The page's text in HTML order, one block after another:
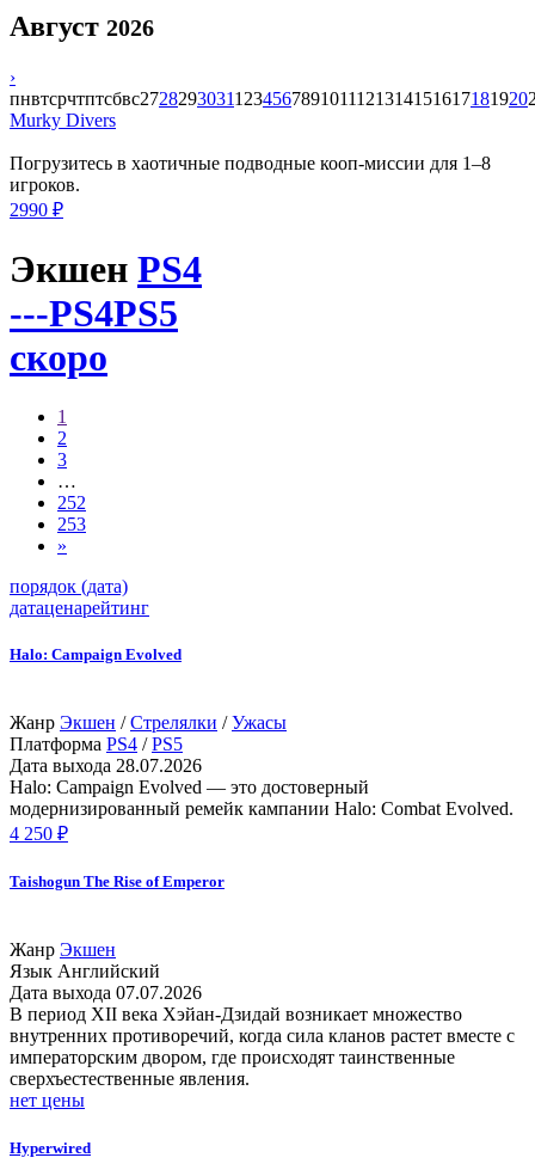
Август 2026
›
пнвтсрчтптсбвс27282930311 234567891011121314151617181920
Murky Divers
Погрузитесь в хаотичные подводные кооп-миссии для 1–8
игроков.
2990 ₽
Экшен PS4
---PS4PS5
скоро
1
2
3
…
252
253
»
порядок (дата)
датаценарейтинг
Halo: Campaign Evolved
Жанр Экшен /Стрелялки /Ужасы
Платформа PS4 /PS5
Дата выхода 28.07.2026
Halo: Campaign Evolved — это достоверный
модернизированный ремейк кампании Halo: Combat Evolved.
4 250 ₽
Taishogun The Rise of Emperor
Жанр Экшен
Язык Английский
Дата выхода 07.07.2026
В период XII века Хэйан-Дзидай возникает множество
внутренних противоречий, когда сила кланов растет вместе с
императорским двором, где происходят таинственные
сверхъестественные явления.
нет цены
Hyperwired